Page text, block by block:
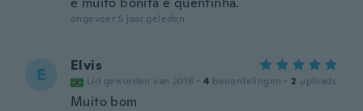
ongeveer 5 jaar geleden
E Elvis
Lid geworden van 2018 · 4 beoordelingen · 2 uploads
Muito bom